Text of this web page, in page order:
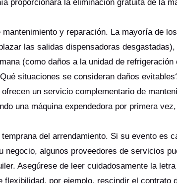
proporcionará la eliminación gratuita de la
y reparación. La mayoría de
las salidas dispensadoras
(como daños a la unidad de refrigeración
situaciones se consideran daños
un servicio complementario de
una máquina expendedora por primera
del arrendamiento. Si su evento es
negocio, algunos proveedores de servicios
Asegúrese de leer cuidadosamente la
por ejemplo, rescindir el contrato